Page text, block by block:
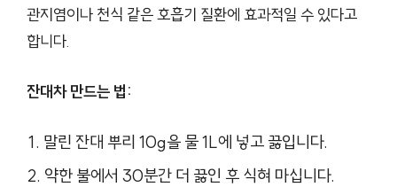
관지염이나 천식 같은 호흡기 질환에 효과적일 수 있다고
합니다.
잔대차 만드는 법:
말린 잔대 뿌리 10g을 물 1L에 넣고 끓입니다.
약한 불에서 30분간 더 끓인 후 식혀 마십니다.